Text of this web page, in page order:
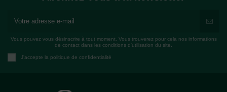
Vous pouvez vous désinscrire à tout moment. Vous trouverez pour cela nos informations
de contact dans les conditions d'utilisation du site.
J'accepte la politique de confidentialité